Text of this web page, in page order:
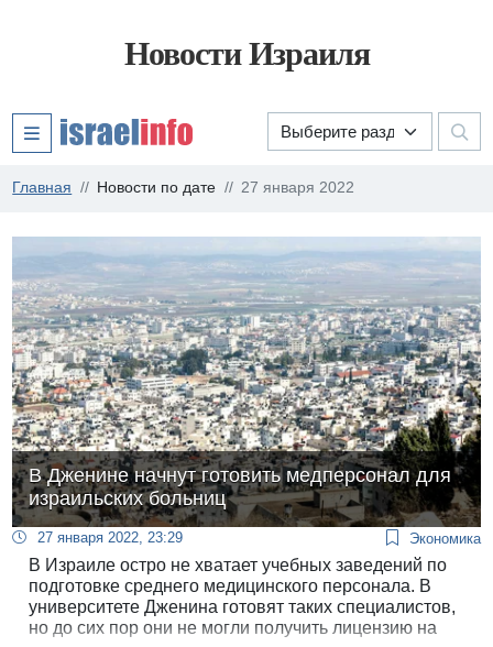
Новости Израиля
Главная Новости по дате 27 января 2022
В Дженине начнут готовить медперсонал для
израильских больниц
27 января 2022, 23:29 Экономика
В Израиле остро не хватает учебных заведений по
подготовке среднего медицинского персонала. В
университете Дженина готовят таких специалистов,
но до сих пор они не могли получить лицензию на